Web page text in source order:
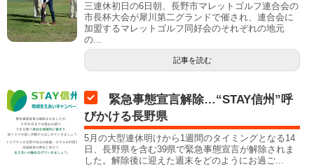
三連休初日の6日朝、長野市マレットゴルフ連合会の
市長杯大会が犀川第二グランドで催され、連合会に
加盟するマレットゴルフ同好会のそれぞれの地元
の...
記事を読む
緊急事態宣言解除…“STAY信州”呼
びかける長野県
5月の大型連休明けから1週間のタイミングとなる14
日、長野県を含む39県で緊急事態宣言が解除されま
した。解除後に迎えた週末をどのようにお過ご...